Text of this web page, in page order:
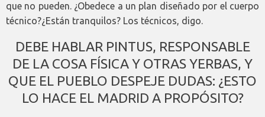
que no pueden. ¿Obedece a un plan diseñado por el cuerpo
técnico?¿Están tranquilos? Los técnicos, digo.
DEBE HABLAR PINTUS, RESPONSABLE
DE LA COSA FÍSICA Y OTRAS YERBAS, Y
QUE EL PUEBLO DESPEJE DUDAS: ¿ESTO
LO HACE EL MADRID A PROPÓSITO?